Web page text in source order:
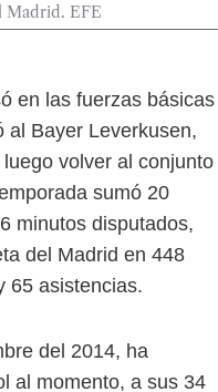
Madrid. EFE
en las fuerzas básicas
al Bayer Leverkusen,
volver al conjunto
sumó 20
minutos disputados,
del Madrid en 448
65 asistencias.
del 2014, ha
al momento, a sus 34